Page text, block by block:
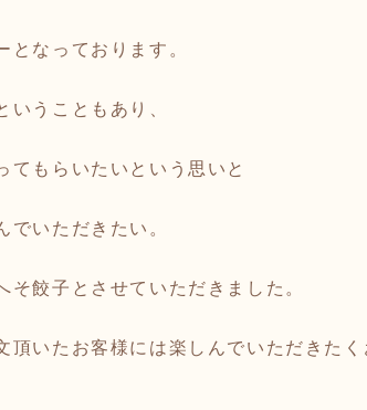
となっております。
いうこともあり、
てもらいたいという思いと
でいただきたい。
餃子とさせていただきました。
頂いたお客様には楽しんでいただきた